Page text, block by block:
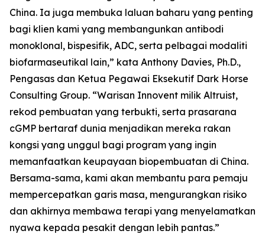
China. Ia juga membuka laluan baharu yang penting
bagi klien kami yang membangunkan antibodi
monoklonal, bispesifik, ADC, serta pelbagai modaliti
biofarmaseutikal lain,” kata Anthony Davies, Ph.D.,
Pengasas dan Ketua Pegawai Eksekutif Dark Horse
Consulting Group. “Warisan Innovent milik Altruist,
rekod pembuatan yang terbukti, serta prasarana
cGMP bertaraf dunia menjadikan mereka rakan
kongsi yang unggul bagi program yang ingin
memanfaatkan keupayaan biopembuatan di China.
Bersama-sama, kami akan membantu para pemaju
mempercepatkan garis masa, mengurangkan risiko
dan akhirnya membawa terapi yang menyelamatkan
nyawa kepada pesakit dengan lebih pantas.”